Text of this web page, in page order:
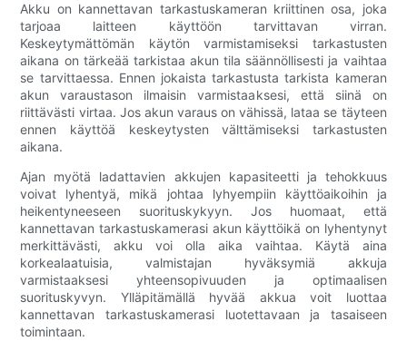
Akku on kannettavan tarkastuskameran kriittinen osa, joka
tarjoaa laitteen käyttöön tarvittavan virran.
Keskeytymättömän käytön varmistamiseksi tarkastusten
aikana on tärkeää tarkistaa akun tila säännöllisesti ja vaihtaa
se tarvittaessa. Ennen jokaista tarkastusta tarkista kameran
akun varaustason ilmaisin varmistaaksesi, että siinä on
riittävästi virtaa. Jos akun varaus on vähissä, lataa se täyteen
ennen käyttöä keskeytysten välttämiseksi tarkastusten
aikana.
Ajan myötä ladattavien akkujen kapasiteetti ja tehokkuus
voivat lyhentyä, mikä johtaa lyhyempiin käyttöaikoihin ja
heikentyneeseen suorituskykyyn. Jos huomaat, että
kannettavan tarkastuskamerasi akun käyttöikä on lyhentynyt
merkittävästi, akku voi olla aika vaihtaa. Käytä aina
korkealaatuisia, valmistajan hyväksymiä akkuja
varmistaaksesi yhteensopivuuden ja optimaalisen
suorituskyvyn. Ylläpitämällä hyvää akkua voit luottaa
kannettavan tarkastuskamerasi luotettavaan ja tasaiseen
toimintaan.